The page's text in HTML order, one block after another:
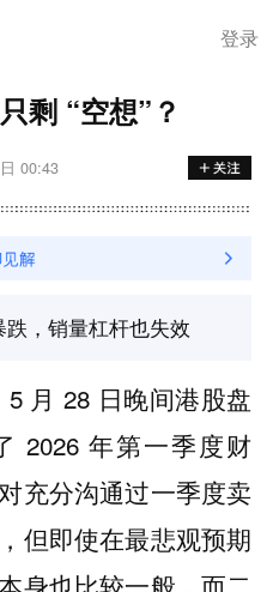
登录
剩 “空想”？
00:43
，销量杠杆也失效
月 28 日晚间港股盘
2026 年第一季度财
充分沟通过一季度卖
但即使在最悲观预期
身也比较一般，而二